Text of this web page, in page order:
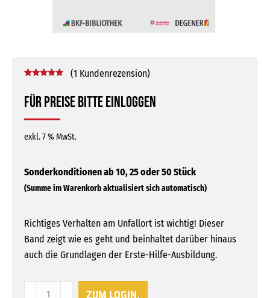
Für Preise bitte einloggen
5.00
basierend
Kundenbewertung
(1 Kundenrezension)
exkl. 7 % MwSt.
Richtiges Verhalten am Unfallort ist wichtig! Dieser
Band zeigt wie es geht und beinhaltet darüber hinaus
auch die Grundlagen der Erste-Hilfe-Ausbildung.
Teilnehmerband
ZUM LOGIN.